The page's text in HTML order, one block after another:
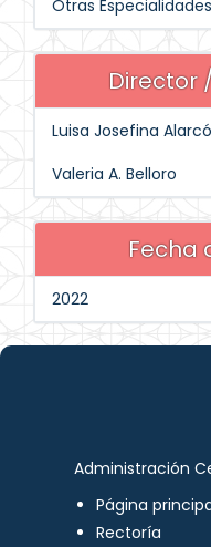
Otras
Director
Luisa Josefina
Valeria A. Belloro
Fecha
2022
Administración
Página
Rectoría